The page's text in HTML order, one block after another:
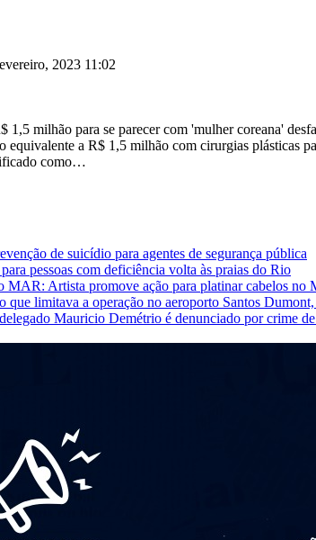
2023 11:02
equivalente a R$ 1,5 milhão com cirurgias plásticas
como…
de suicídio para agentes de segurança pública
pessoas com deficiência volta às praias do Rio
MAR: Artista promove ação para platinar cabelos no
que limitava a operação no aeroporto Santos
Mauricio Demétrio é denunciado por crime